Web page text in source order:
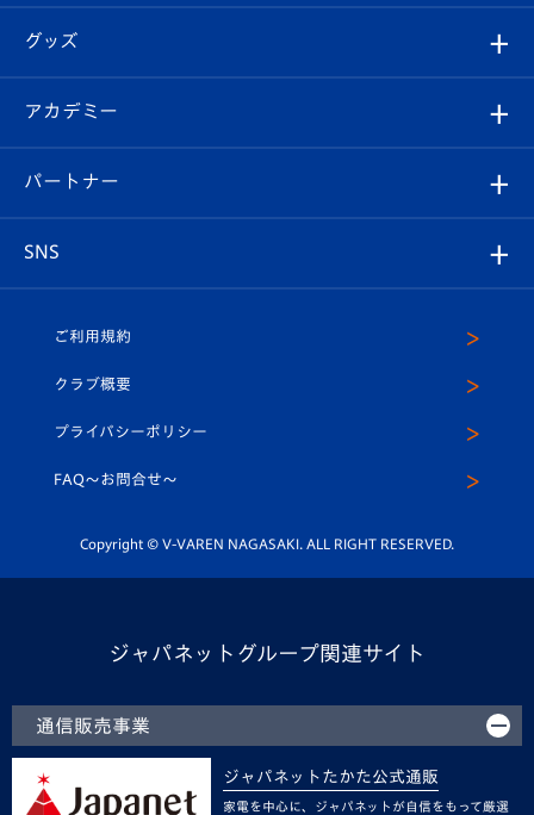
チケット
イベント
メディア
ホームタウン
スタッフプロフィール
マスコット紹介
平和祈念活動
ホームタウン活動
はじめての観戦ガイド
Revive Team
ヴィヴィくんの長崎おもてなしガイド
フォトギャラリー
スタジアムグルメ
チケット
V-LOVERS（ファンクラブ）
プレイヤーズスイート
グッズ
オンラインショップ
店舗情報
アカデミー
育成からのお知らせ
U-18
スクール
パートナー
SNS
ヴィヴィくんインスタグラム
公式LINE＠
ご利用規約
クラブ概要
プライバシーポリシー
FAQ〜お問合せ〜
Copyright © V-VAREN NAGASAKI. ALL RIGHT RESERVED.
ジャパネットグループ関連サイト
通信販売事業
ジャパネットたかた公式通販
家電を中心に、ジャパネットが自信をもって厳選